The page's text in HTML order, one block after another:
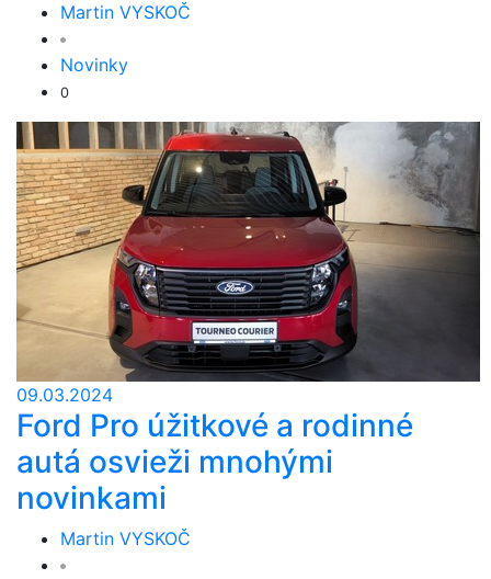
Martin VYSKOČ
Novinky
0
09.03.2024
Ford Pro úžitkové a rodinné
autá osvieži mnohými
novinkami
Martin VYSKOČ